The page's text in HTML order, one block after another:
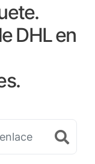
DHL en